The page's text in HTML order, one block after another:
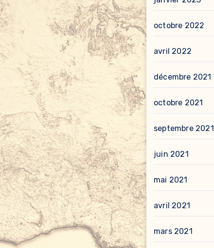
octobre 2022
avril 2022
décembre 2021
octobre 2021
septembre 2021
juin 2021
mai 2021
avril 2021
mars 2021